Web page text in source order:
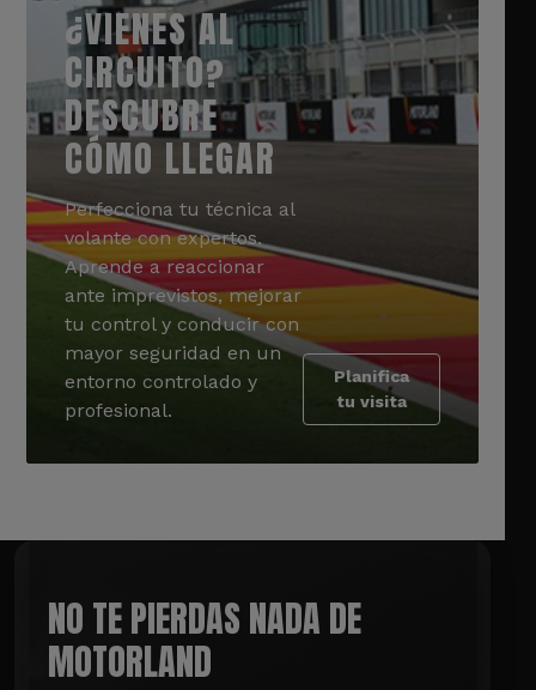
¿VIENES AL
CIRCUITO?
DESCUBRE
CÓMO LLEGAR
Perfecciona tu técnica al
volante con expertos.
Aprende a reaccionar
ante imprevistos, mejorar
tu control y conducir con
mayor seguridad en un
entorno controlado y
profesional.
Planifica
tu visita
NO TE PIERDAS NADA DE
MOTORLAND